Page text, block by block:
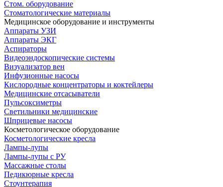
Стом. оборудование
Стоматологические материалы
Медицинское оборудование и инструменты
Аппараты УЗИ
Аппараты ЭКГ
Аспираторы
Видеоэндоскопические системы
Визуализатор вен
Инфузионные насосы
Кислородные концентраторы и коктейлеры
Медицинские отсасыватели
Пульсоксиметры
Светильники медицинские
Шприцевые насосы
Косметологическое оборудование
Косметологические кресла
Лампы-лупы
Лампы-лупы с РУ
Массажные столы
Педикюрные кресла
Стоунтерапия